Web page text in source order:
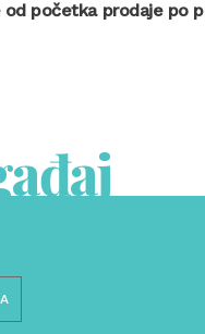
početka prodaje po